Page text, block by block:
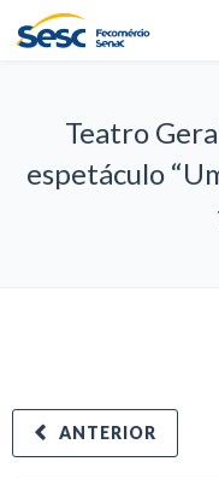
Teatro
espetáculo
ANTERIOR